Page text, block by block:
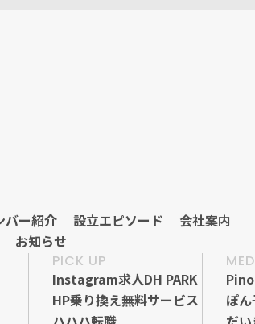
バー紹介
バー紹介
設立エピソード
会社案内
お知らせ
お知らせPICK UP
Instagram求人DH PARK
HP乗り換え無料サービス
ぽん